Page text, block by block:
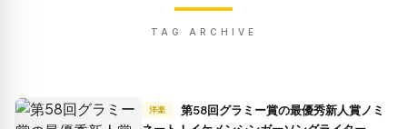
TAG ARCHIVE
洋楽